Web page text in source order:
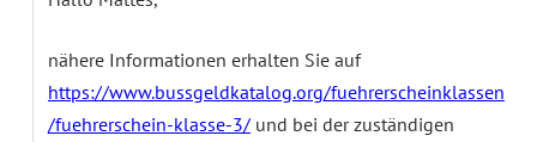
nähere Informationen erhalten Sie auf
https://www.bussgeldkatalog.org/fuehrerscheinklassen
/fuehrerschein-klasse-3/ und bei der zuständigen